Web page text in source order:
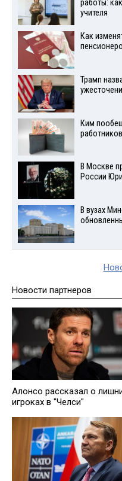
работы:
учителя
Как
Трамп
Ким
В Москве
России
В вузах
Новости партнеров
Алонсо рассказал о
игроках в "Челси"